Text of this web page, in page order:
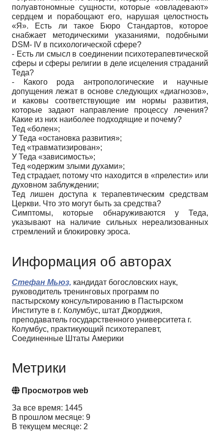
полуавтономные сущности, которые «овладевают»
сердцем и порабощают его, нарушая целостность
«Я». Есть ли такое Бюро Стандартов, которое
снабжает методическими указаниями, подобными
DSM- IV в психологической сфере?
- Есть ли смысл в соединении психотерапевтической
сферы и сферы религии в деле исцеления страданий
Теда?
- Какого рода антропологические и научные
допущения лежат в основе следующих «диагнозов»,
и каковы соответствующие им нормы развития,
которые задают направление процессу лечения?
Какие из них наиболее подходящие и почему?
Тед «болен»;
У Теда «остановка развития»;
Тед «травматизирован»;
У Теда «зависимость»;
Тед «одержим злыми духами»;
Тед страдает, потому что находится в «прелести» или
духовном заблуждении;
Тед лишен доступа к терапевтическим средствам
Церкви. Что это могут быть за средства?
Симптомы, которые обнаруживаются у Теда,
указывают на наличие сильных нереализованных
стремлений и блокировку эроса.
Информация об авторах
Стефан Мьюз, кандидат богословских наук,
руководитель тренинговых программ по
пастырскому консультированию в Пастырском
Институте в г. Колумбус, штат Джорджия,
преподаватель государственного университета г.
Колумбус, практикующий психотерапевт,
Соединенные Штаты Америки
Метрики
Просмотров web
За все время: 1445
В прошлом месяце: 9
В текущем месяце: 2